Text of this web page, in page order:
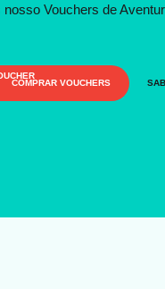
Vouchers de
COMPRAR VOUCHERS